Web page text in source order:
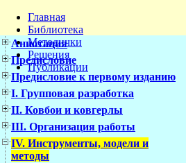
Главная
Библиотека
Методички
Решения
Публикации
Аннотация
Предисловие
Предисловие к первому изданию
I. Групповая разработка
II. Ковбои и ковгерлы
III. Организация работы
IV. Инструменты, модели и
методы